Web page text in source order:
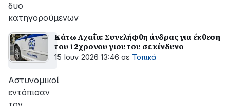
δυο
κατηγορούμενων
Κάτω Αχαΐα: Συνελήφθη άνδρας για έκθεση
του 12χρονου γιου του σε κίνδυνο
15 Ιουν 2026 13:46 σε Τοπικά
Aστυνομικοί
εντόπισαν